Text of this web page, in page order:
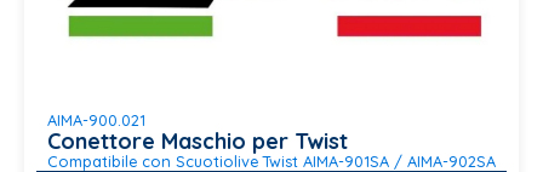
AIMA-900.021
Conettore Maschio per Twist
Compatibile con Scuotiolive Twist AIMA-901SA / AIMA-902SA